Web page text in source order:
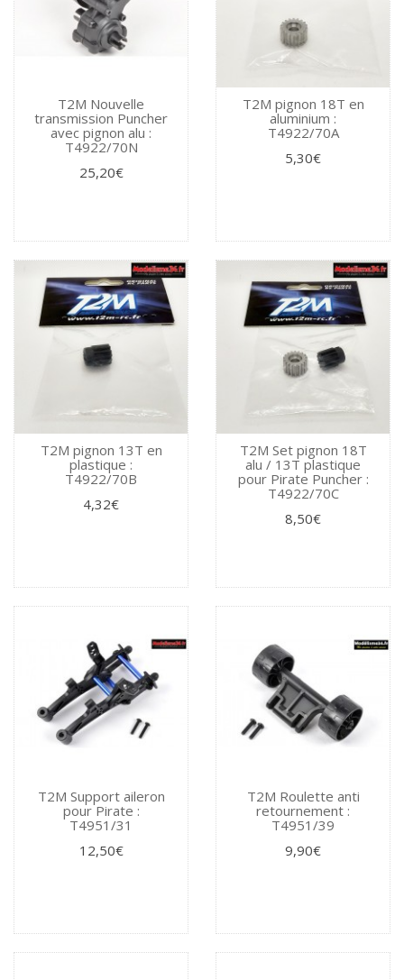
T2M Nouvelle
transmission Puncher
avec pignon alu :
T4922/70N
25,20€
T2M pignon 18T en
aluminium :
T4922/70A
5,30€
T2M pignon 13T en
plastique :
T4922/70B
4,32€
T2M Set pignon 18T
alu / 13T plastique
pour Pirate Puncher :
T4922/70C
8,50€
T2M Support aileron
pour Pirate :
T4951/31
12,50€
T2M Roulette anti
retournement :
T4951/39
9,90€